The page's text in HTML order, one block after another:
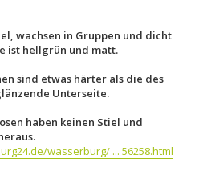
wachsen in Gruppen und dicht
ist hellgrün und matt.
sind etwas härter als die des
Unterseite.
haben keinen Stiel und
wasserburg/ ... 56258.html